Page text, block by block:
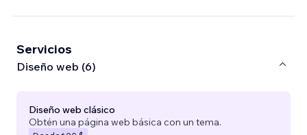
Servicios
Diseño web (6)
Diseño web clásico
Obtén una página web básica con un tema.